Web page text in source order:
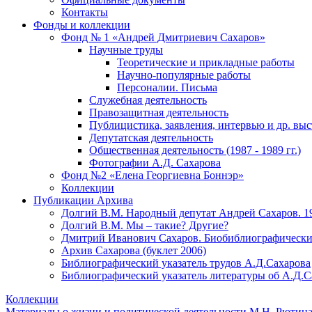
Контакты
Фонды и коллекции
Фонд № 1 «Андрей Дмитриевич Сахаров»
Научные труды
Теоретические и прикладные работы
Научно-популярные работы
Персоналии. Письма
Служебная деятельность
Правозащитная деятельность
Публицистика, заявления, интервью и др.
Депутатская деятельность
Общественная деятельность (1987 - 1989 гг.)
Фотографии А.Д. Сахарова
Фонд №2 «Елена Георгиевна Боннэр»
Коллекции
Публикации Архива
Долгий В.М. Народный депутат Андрей Сахаров.
Долгий В.М. Мы – такие? Другие?
Дмитрий Иванович Сахаров.
Архив Сахарова (буклет 2006)
Библиографический указатель трудов А.Д.Сахарова
Библиографический указатель литературы об
Коллекции